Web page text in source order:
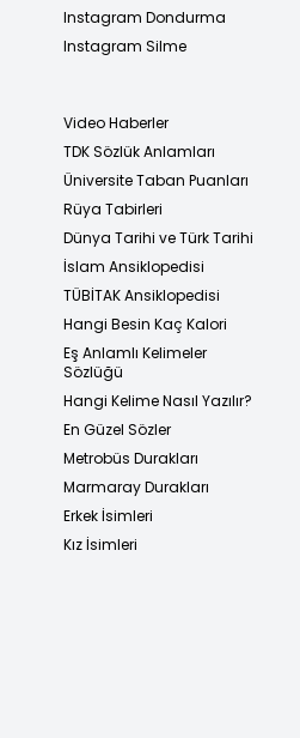
Instagram Dondurma
Instagram Silme
Video Haberler
TDK Sözlük Anlamları
Üniversite Taban Puanları
Rüya Tabirleri
Dünya Tarihi ve Türk Tarihi
İslam Ansiklopedisi
TÜBİTAK Ansiklopedisi
Hangi Besin Kaç Kalori
Eş Anlamlı Kelimeler
Sözlüğü
Hangi Kelime Nasıl Yazılır?
En Güzel Sözler
Metrobüs Durakları
Marmaray Durakları
Erkek İsimleri
Kız İsimleri